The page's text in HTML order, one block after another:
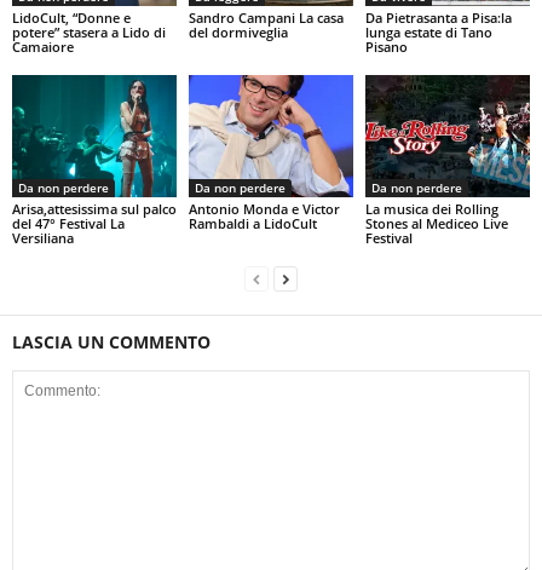
LidoCult, “Donne e
potere” stasera a Lido di
Camaiore
Sandro Campani La casa
del dormiveglia
Da Pietrasanta a Pisa:la
lunga estate di Tano
Pisano
Da non perdere
Arisa,attesissima sul palco
del 47° Festival La
Versiliana
Da non perdere
Antonio Monda e Victor
Rambaldi a LidoCult
Da non perdere
La musica dei Rolling
Stones al Mediceo Live
Festival
LASCIA UN COMMENTO